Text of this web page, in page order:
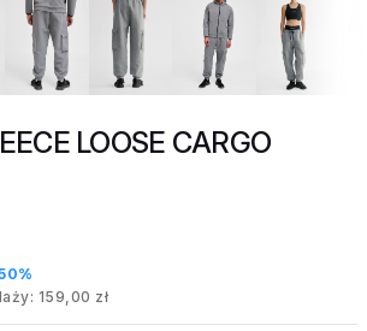
LOOSE CARGO
159,00 zł